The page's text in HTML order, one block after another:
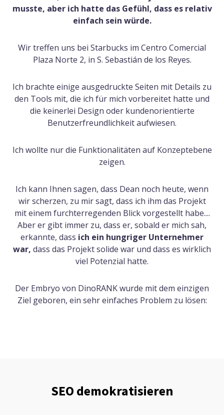
musste, aber ich hatte das Gefühl, dass es relativ
einfach sein würde.
Wir treffen uns bei Starbucks im Centro Comercial
Plaza Norte 2, in S. Sebastián de los Reyes.
Ich brachte einige ausgedruckte Seiten mit Details zu
den Tools mit, die ich für mich vorbereitet hatte und
die keinerlei Design oder kundenorientierte
Benutzerfreundlichkeit aufwiesen.
Ich wollte nur die Funktionalitäten auf Konzeptebene
zeigen.
Ich kann Ihnen sagen, dass Dean noch heute, wenn
wir scherzen, zu mir sagt, dass ich ihm das Projekt
mit einem furchterregenden Blick vorgestellt habe....
Aber er gibt immer zu, dass er, sobald er mich sah,
erkannte, dass ich ein hungriger Unternehmer
war, dass das Projekt solide war und dass es wirklich
viel Potenzial hatte.
Der Embryo von DinoRANK wurde mit dem einzigen
Ziel geboren, ein sehr einfaches Problem zu lösen:
SEO demokratisieren